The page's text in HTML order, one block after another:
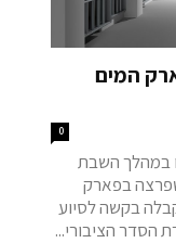
המים
0
במהלך השבת
בפארק
בקשה לסיוע
הסדר הציבורי...